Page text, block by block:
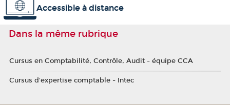
Accessible à distance
Dans la même rubrique
Cursus en Comptabilité, Contrôle, Audit - équipe CCA
Cursus d'expertise comptable - Intec